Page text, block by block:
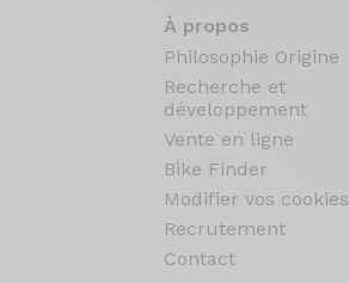
À propos
Philosophie Origine
Recherche et
développement
Vente en ligne
Bike Finder
Modifier vos cookies
Recrutement
Contact